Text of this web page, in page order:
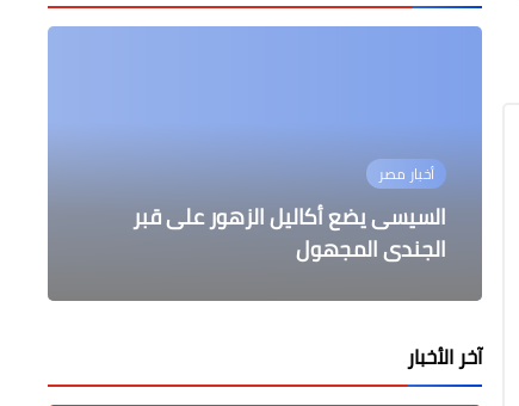
أخبار مصر
السيسى يضع أكاليل الزهور على قبر
الجندى المجهول
التعليم
نائب رئيس جامعة الأزهر يتفقد كلية
العلوم لبدء العام الدراسي
محافظات
14 قرية تنتهى بالكامل من تنفيذ
مشروعات مبادرة حياة كريمة
محافظات
حفل تكريم المتفوقين بإدارة طلخا
التعليمية
مقالات
عملتوا ايه لما الفيس بوك اتعطل والوقت
مر عليكم ازاي؟ '
آخر الأخبار